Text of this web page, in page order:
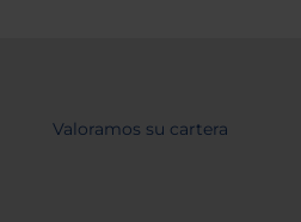
Valoramos su cartera